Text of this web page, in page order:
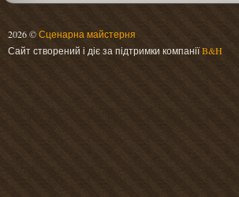
2026 ©Сценарна майстерня
Сайт створений і діє за підтримки компаніїB&H